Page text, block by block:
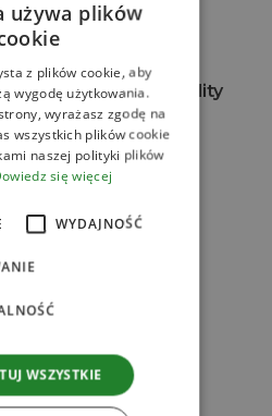
białej QF Quality
wcześniej
Asia
House of Asia
House of Asia
we wrzątku
twardo i pokrojone
używa plików
z plików cookie, aby
wygodę użytkowania.
wyrażasz zgodę na
wszystkich plików cookie
naszej polityki plików
się więcej
WYDAJNOŚĆ
WSZYSTKIE